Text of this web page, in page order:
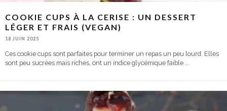
COOKIE CUPS À LA CERISE : UN DESSERT
LÉGER ET FRAIS (VEGAN)
18 JUIN 2025
Ces cookie cups sont parfaites pour terminer un repas un peu lourd. Elles
sont peu sucrées mais riches, ont un indice glycémique faible